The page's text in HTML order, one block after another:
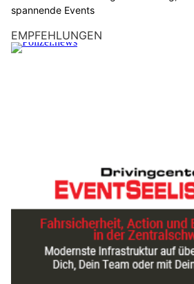
Sichtverhältnisse innerhalb weniger
von Wetterlage, Tageszeit und
Der folgende Beitrag zeigt, warum die
besondere Aufmerksamkeit erfordert
Fehler vermeiden lassen.